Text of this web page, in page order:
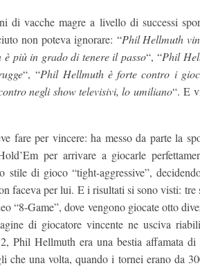
di vacche magre a livello di successi
non poteva ignorare: “Phil Hellmuth
più in grado di tenere il passo“, “Phil
“, “Phil Hellmuth è forte contro i
negli show televisivi, lo umiliano“. E
fare per vincere: ha messo da parte la
per arrivare a giocarle
di gioco “tight-aggressive”,
faceva per lui. E i risultati si sono visti: tre
“8-Game”, dove vengono giocate otto
di giocatore vincente ne usciva
Phil Hellmuth era una bestia affamata
che una volta, quando i tornei erano da